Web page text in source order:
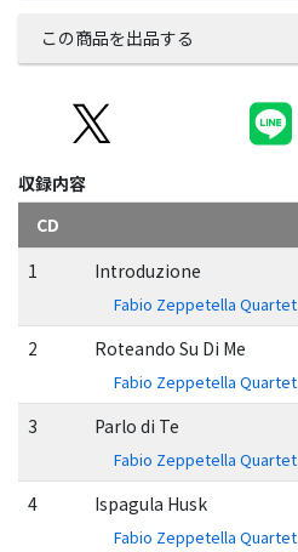
この商品を出品する
収録内容
CD
1
Introduzione
Fabio Zeppetella Quartet
2 Roteando Su Di Me
Fabio Zeppetella Quartet
3 Parlo di Te
Fabio Zeppetella Quartet
4 Ispagula Husk
Fabio Zeppetella Quartet